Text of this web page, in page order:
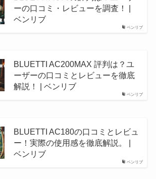
ベンリブ
ーの口コミ・レビューを調査！ |
ベンリブ
ベンリブ
BLUETTI AC200MAX 評判は？ユ
ーザーの口コミとレビューを徹底
解説！ | ベンリブ
ベンリブ
BLUETTI AC180の口コミとレビュ
ー！実際の使用感を徹底解説。 |
ベンリブ